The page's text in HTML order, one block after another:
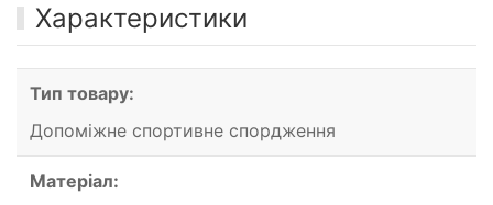
Характеристики
Тип товару:
Допоміжне спортивне спордження
Матеріал: